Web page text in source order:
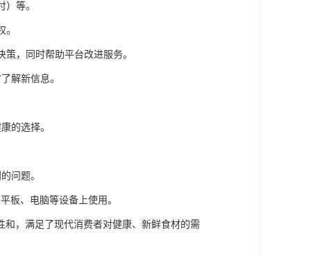
等。
，同时帮助平台改进服务。
解新信息。
的选择。
问题。
板、电脑等设备上使用。
，满足了现代消费者对健康、新鲜食材的需